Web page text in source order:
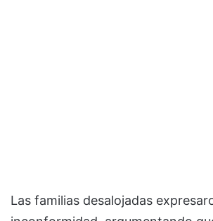
Las familias desalojadas